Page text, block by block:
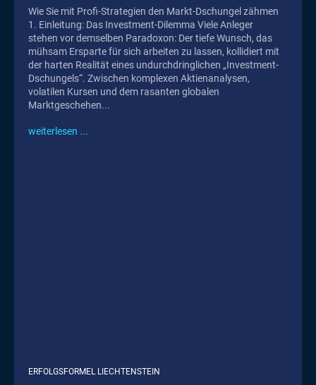
Wie Sie mit Profi-Strategien den Markt-Dschungel zähmen
1. Einleitung: Das Investment-Dilemma Viele Anleger
stehen vor demselben Paradoxon: Der tiefe Wunsch, das
mühsam Ersparte für sich arbeiten zu lassen, kollidiert mit
der harten Realität eines undurchdringlichen „Investment-
Dschungels“. Zwischen komplexen Aktienanalysen,
volatilen Kursen und dem rasanten globalen
Marktgeschehen...
weiterlesen ...
ERFOLGSFORMEL LIECHTENSTEIN